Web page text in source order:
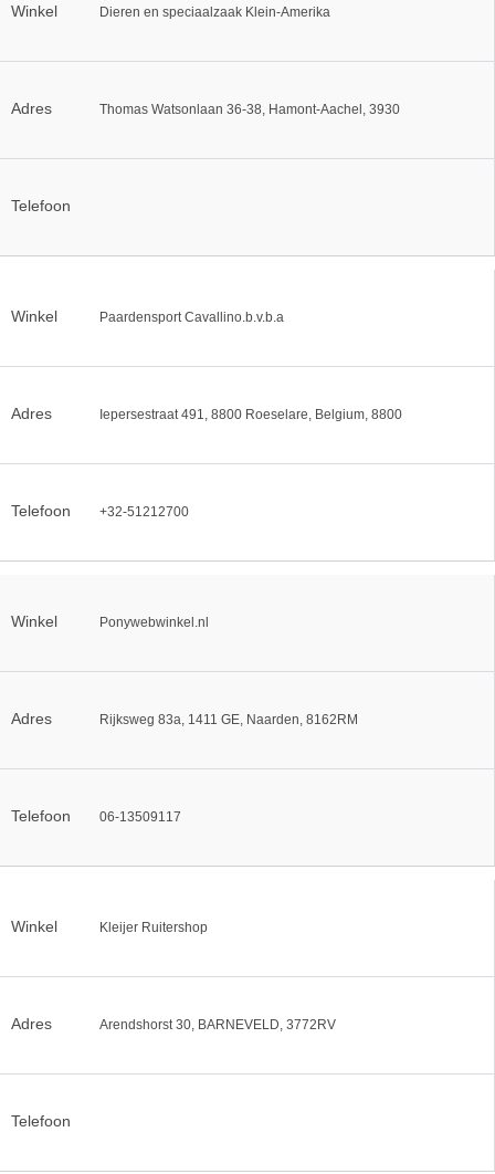
Winkel Dieren en speciaalzaak Klein-Amerika
Adres Thomas Watsonlaan 36-38, Hamont-Aachel, 3930
Telefoon
Winkel Paardensport Cavallino.b.v.b.a
Adres Iepersestraat 491, 8800 Roeselare, Belgium, 8800
Telefoon +32-51212700
Winkel Ponywebwinkel.nl
Adres Rijksweg 83a, 1411 GE, Naarden, 8162RM
Telefoon 06-13509117
Winkel Kleijer Ruitershop
Adres Arendshorst 30, BARNEVELD, 3772RV
Telefoon